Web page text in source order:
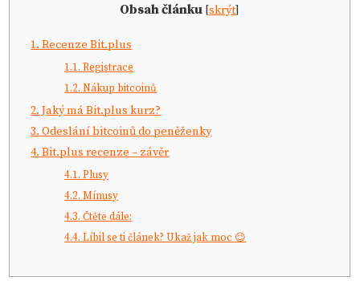
Obsah článku [skrýt]
1. Recenze Bit.plus
1.1. Registrace
1.2. Nákup bitcoinů
2. Jaký má Bit.plus kurz?
3. Odeslání bitcoinů do peněženky
4. Bit.plus recenze – závěr
4.1. Plusy
4.2. Mínusy
4.3. Čtěte dále:
4.4. Líbil se ti článek? Ukaž jak moc 😉